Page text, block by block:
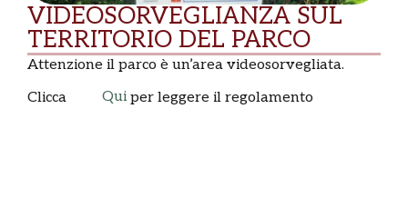
VIDEOSORVEGLIANZA SUL
TERRITORIO DEL PARCO
Attenzione il parco è un’area videosorvegliata.
Clicca
Qui per leggere il regolamento